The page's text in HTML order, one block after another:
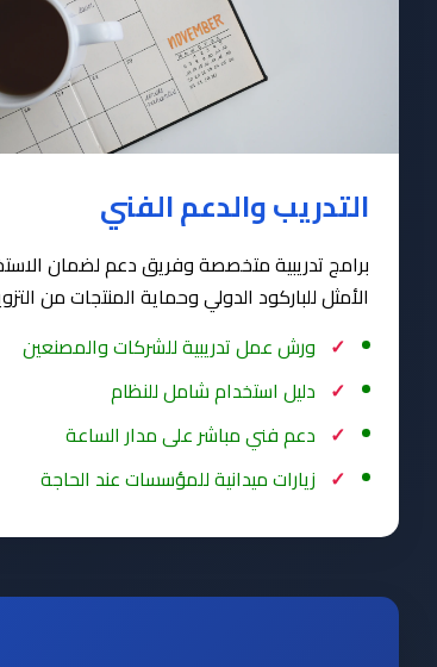
التدريب والدعم الفني
برامج تدريبية متخصصة وفريق دعم لضمان
الأمثل للباركود الدولي وحماية المنتجات من
ورش عمل تدريبية للشركات والمصنعين
دليل استخدام شامل للنظام
دعم فني مباشر على مدار الساعة
زيارات ميدانية للمؤسسات عند الحاجة